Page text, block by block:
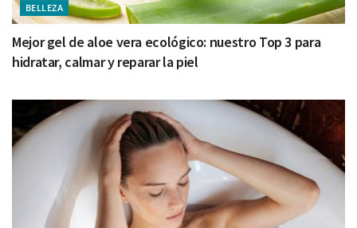
BELLEZA
Mejor gel de aloe vera ecológico: nuestro Top 3 para
hidratar, calmar y reparar la piel